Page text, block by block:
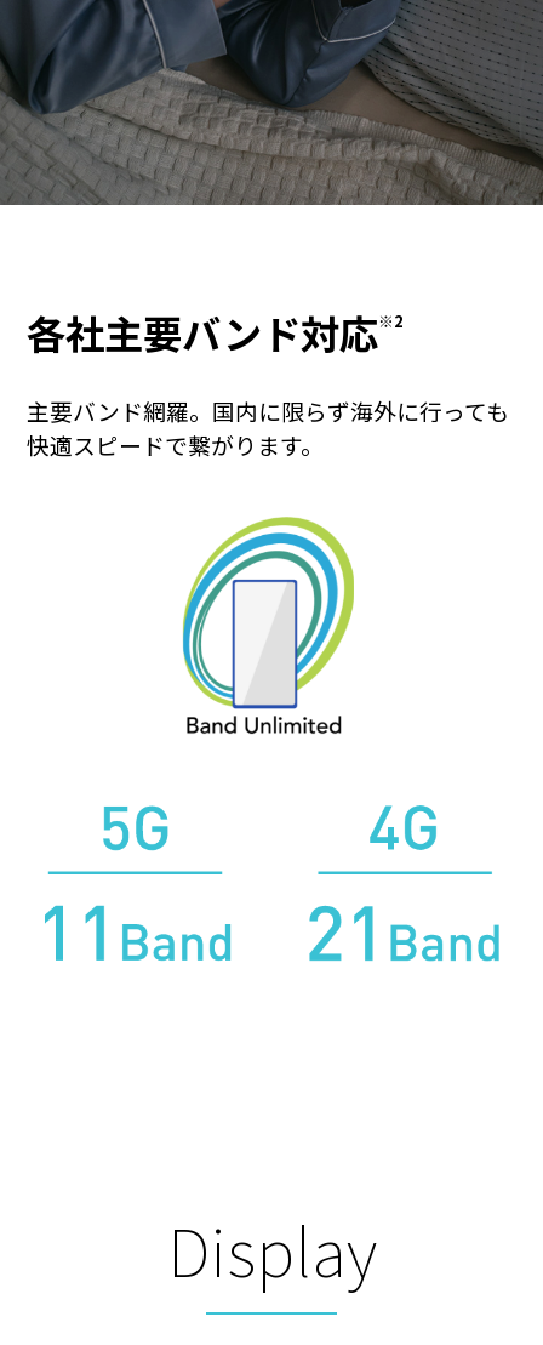
各社主要バンド対応※2
主要バンド網羅。国内に限らず海外に行っても
快適スピードで繋がります。
Display